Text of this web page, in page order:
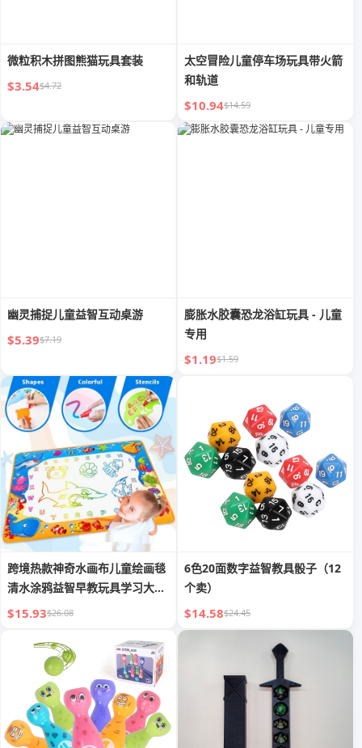
微粒积木拼图熊猫玩具套装
$3.54$4.72
太空冒险儿童停车场玩具带火箭
和轨道
$10.94$14.59
幽灵捕捉儿童益智互动桌游
$5.39$7.19
膨胀水胶囊恐龙浴缸玩具 - 儿童
专用
$1.19$1.59
跨境热款神奇水画布儿童绘画毯
清水涂鸦益智早教玩具学习大尺
寸新
$15.93$26.08
6色20面数字益智教具骰子（12
个卖）
$14.58$24.45